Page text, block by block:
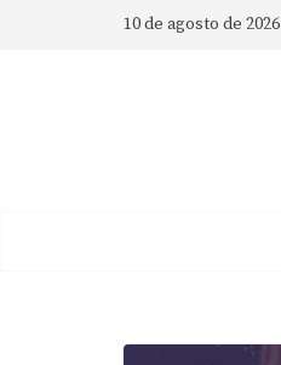
10 de agosto de 2026